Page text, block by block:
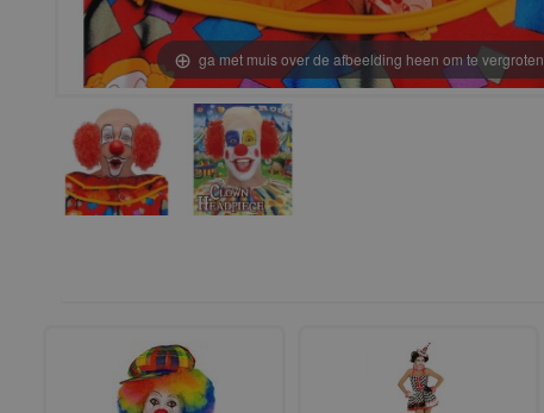
ga met muis over de afbeelding heen om te vergroten